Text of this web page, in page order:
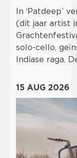
In ‘Patdeep’
(dit jaar artist
solo-cello,
Indiase raga.
15 AUG 2026